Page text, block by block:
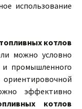
использование
котлов
можно условно
промышленного
эффективно
котлов